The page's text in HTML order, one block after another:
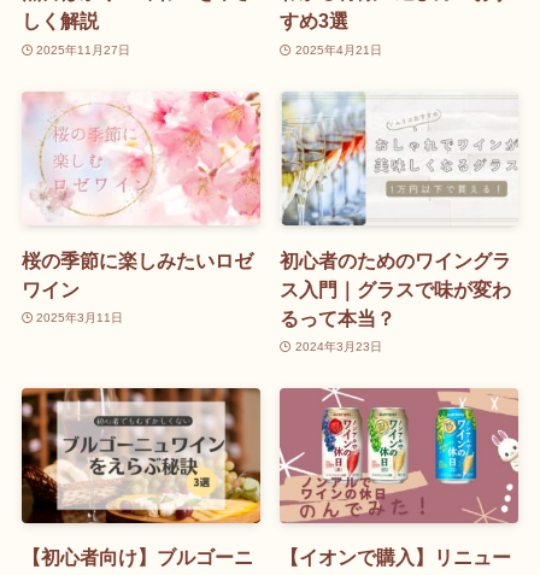
しく解説
2025年11月27日
すめ3選
2025年4月21日
桜の季節に楽しみたいロゼ
ワイン
2025年3月11日
初心者のためのワイングラ
ス入門｜グラスで味が変わ
るって本当？
2024年3月23日
【初心者向け】ブルゴーニ
【イオンで購入】リニュー